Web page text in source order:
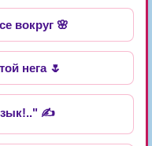
вокруг 🌸
нега 🌷
✍️